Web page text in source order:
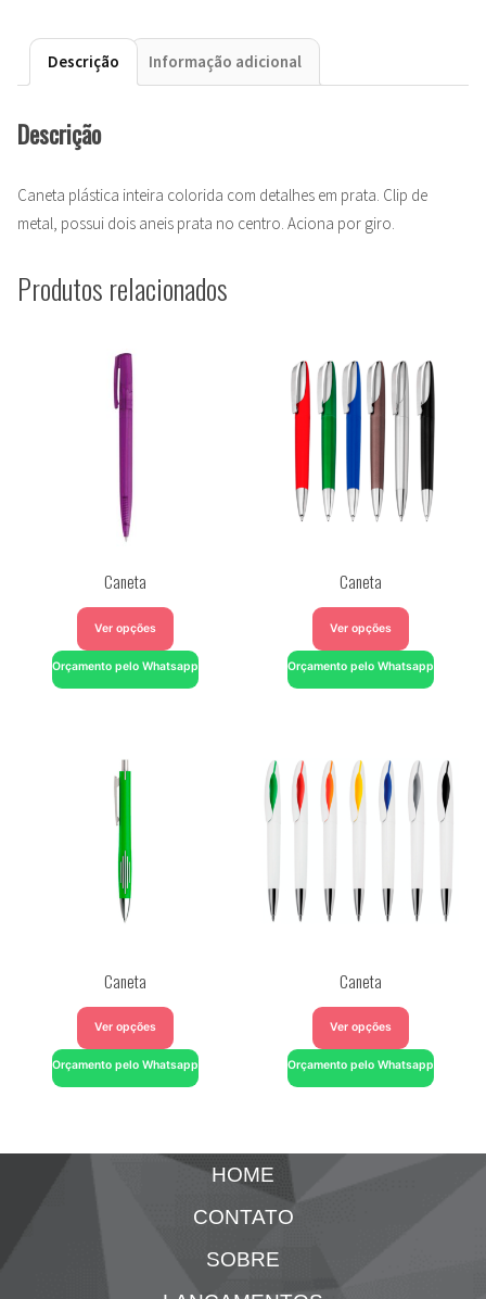
Descrição Informação adicional
Descrição
Caneta plástica inteira colorida com detalhes em prata. Clip de
metal, possui dois aneis prata no centro. Aciona por giro.
Produtos relacionados
Caneta
Ver opções
Orçamento pelo Whatsapp
Caneta
Ver opções
Orçamento pelo Whatsapp
Caneta
Ver opções
Orçamento pelo Whatsapp
Caneta
Ver opções
Orçamento pelo Whatsapp
HOME
CONTATO
SOBRE